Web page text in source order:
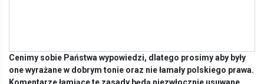
Cenimy sobie Państwa wypowiedzi, dlatego prosimy aby były
one wyrażane w dobrym tonie oraz nie łamały polskiego prawa.
Komentarze łamiące te zasady będą niezwłocznie usuwane.